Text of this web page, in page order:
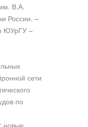
В.А.
России. –
ЮУрГУ –
сети
по
новые